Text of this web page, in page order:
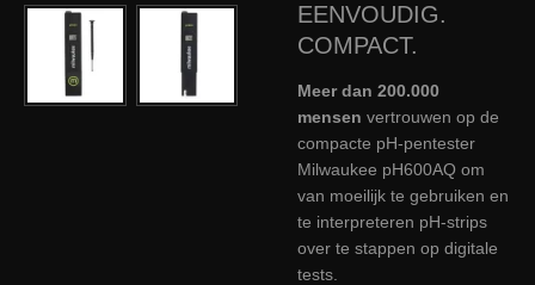
EENVOUDIG.
COMPACT.
Meer dan 200.000
mensen vertrouwen op de
compacte pH-pentester
Milwaukee pH600AQ om
van moeilijk te gebruiken en
te interpreteren pH-strips
over te stappen op digitale
tests.